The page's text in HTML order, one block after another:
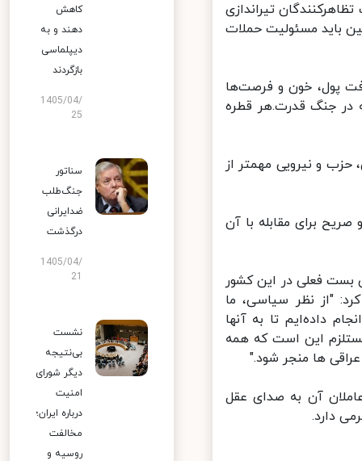
تیراندازی
باید مسئولیت حملات
پول، خون و فرصت‌ها
در جنگ قدرت.هر قطره
و نیرویی مهمتر از
برای مقابله با آن
که از ۱۰ ماه قبل باعث بن بست فعلی در این کشور
"از نظر سیاسی، ما
داده‌ایم تا به آنها
این است که همه
ها منجر شود."
آن به صدای عقل
دارد.
کاهش
دهند و به
دیپلماسی
بازگردند
1405/04/
25
سناتور
جنگ‌طلب
ضدایرانی
درگذشت
1405/04/
نشست
بی‌نتیجه
دیگر شورای
امنیت
درباره ایران؛
مخالفت
روسیه و